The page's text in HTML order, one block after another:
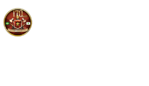
para
conteúdo